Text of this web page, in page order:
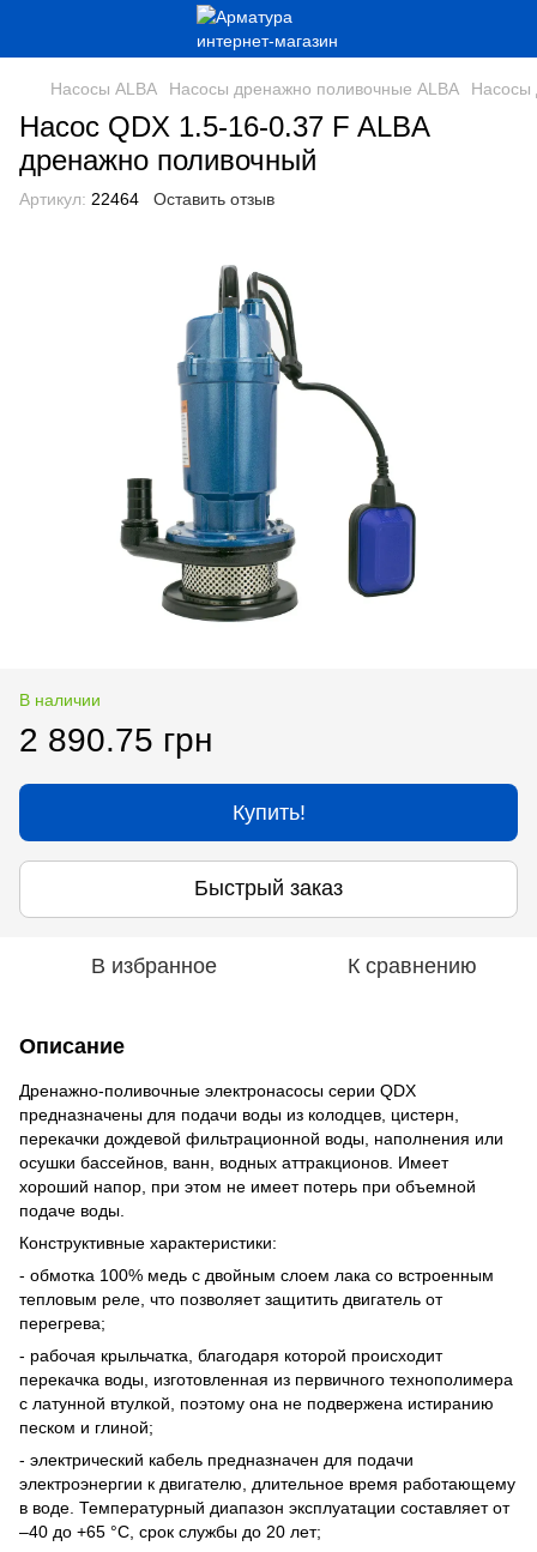
Насосы ALBA Насосы дренажно поливочные ALBA Насосы
Насос QDX 1.5-16-0.37 F ALBA
дренажно поливочный
Артикул: 22464 Оставить отзыв
В наличии
2 890.75 грн
Купить!
Быстрый заказ
В избранное К сравнению
Описание
Дренажно-поливочные электронасосы серии QDX
предназначены для подачи воды из колодцев, цистерн,
перекачки дождевой фильтрационной воды, наполнения или
осушки бассейнов, ванн, водных аттракционов. Имеет
хороший напор, при этом не имеет потерь при объемной
подаче воды.
Конструктивные характеристики:
- обмотка 100% медь с двойным слоем лака со встроенным
тепловым реле, что позволяет защитить двигатель от
перегрева;
- рабочая крыльчатка, благодаря которой происходит
перекачка воды, изготовленная из первичного технополимера
с латунной втулкой, поэтому она не подвержена истиранию
песком и глиной;
- электрический кабель предназначен для подачи
электроэнергии к двигателю, длительное время работающему
в воде. Температурный диапазон эксплуатации составляет от
–40 до +65 °C, срок службы до 20 лет;